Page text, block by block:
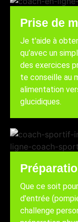
Prise de
Je t'aide à
qu’avec un
des exercices
te conseille au
alimentation
glucidiques.
Que ce soit
d'entrée
challenge